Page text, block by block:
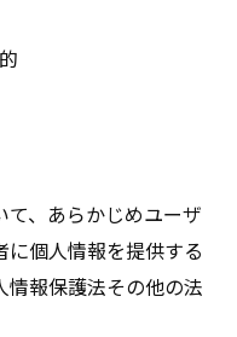
て、あらかじめユーザ
に個人情報を提供する
情報保護法その他の法